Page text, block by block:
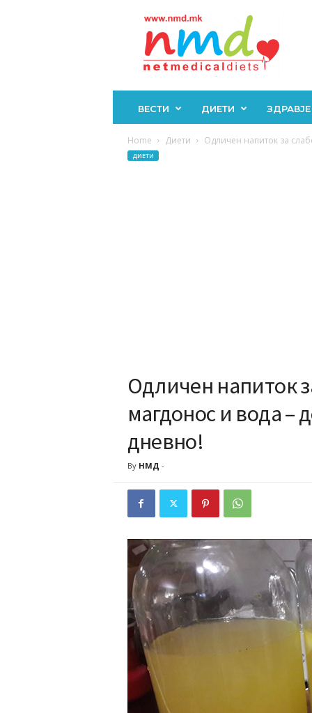
ВЕСТИ ДИЕТИ ЗДРАВЈЕ
Home Диети Одличен напиток за
ДИЕТИ
Одличен напиток
магдонос и вода –
дневно!
By НМД -